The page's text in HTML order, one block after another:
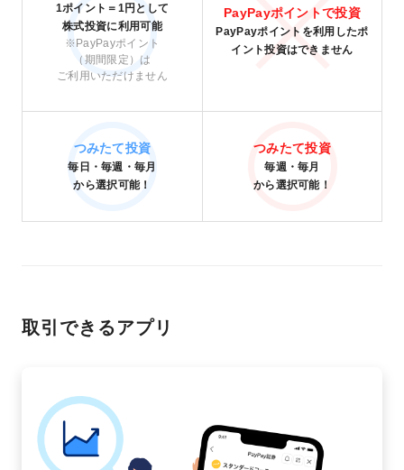
1ポイント＝1円 として
株式投資に利用可能
※PayPayポイント
（期間限定）は
ご利用いただけません
PayPayポイントで投資
PayPayポイントを利用したポ
イント投資はできません
つみたて投資
毎日・毎週・毎月
から選択可能！
つみたて投資
毎週・毎月
から選択可能！
取引できるアプリ